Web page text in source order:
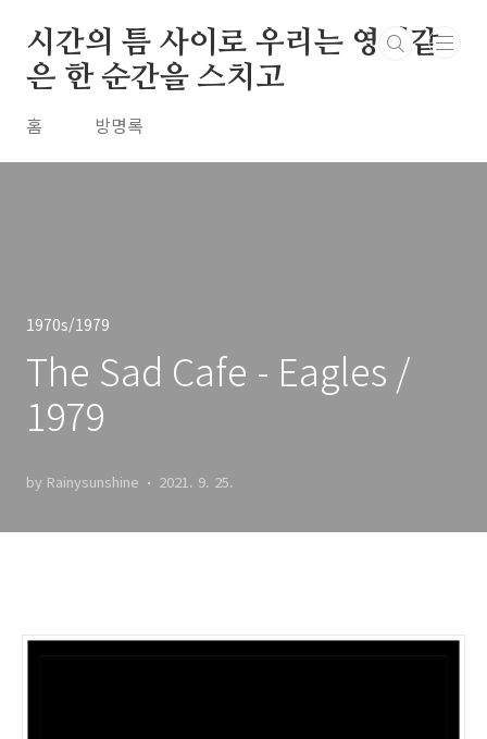
시간의 틈 사이로 우리는 영원같
은 한 순간을 스치고
홈 방명록
1970s/1979
The Sad Cafe - Eagles /
1979
by Rainysunshine 2021. 9. 25.